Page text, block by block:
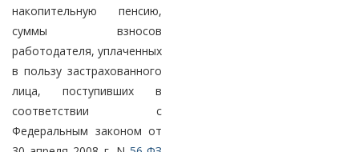
накопительную пенсию,
суммы взносов
работодателя, уплаченных
в пользу застрахованного
лица, поступивших в
соответствии с
Федеральным законом от